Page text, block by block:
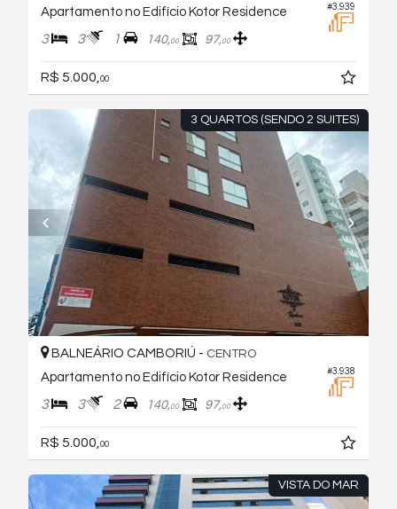
#3.939
Apartamento no Edifício Kotor Residence
3 3 1 140,00 97,00
R$ 5.000,00
3 QUARTOS (SENDO 2 SUITES)
#3.938
BALNEÁRIO CAMBORIÚ - CENTRO
Apartamento no Edifício Kotor Residence
3 3 2 140,00 97,00
R$ 5.000, 00
VISTA DO MAR